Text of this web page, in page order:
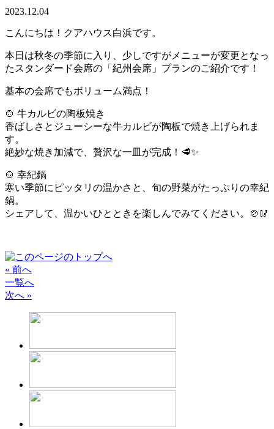
2023.12.04
こんにちは！クアハウス白浜です。
本日は秋冬の季節に入り、少しですがメニューが変更となっ
たスタンダード会席の「紀州会席」プランのご紹介です！
基本の会席でもボリューム満点！
🍲 牛カルビの陶板焼き
香ばしさとジューシーな牛カルビが陶板で焼き上げられま
す。
絶妙な焼き加減で、贅沢な一皿が完成！🥩✨
🍲 幸紀鍋
寒い季節にピッタリの温かさと、旬の野菜がたっぷりの幸紀
鍋。
シェアして、温かいひとときを楽しんでみてください。🍲🥢
« 前へ
一覧へ
次へ »